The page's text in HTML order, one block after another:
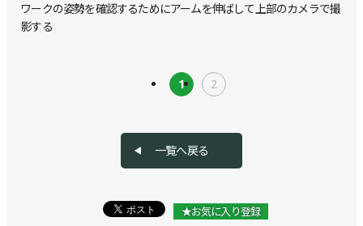
ワークの姿勢を確認するためにアームを伸ばして上部のカメラで撮
影する
1 2
一覧へ戻る
★お気に入り登録